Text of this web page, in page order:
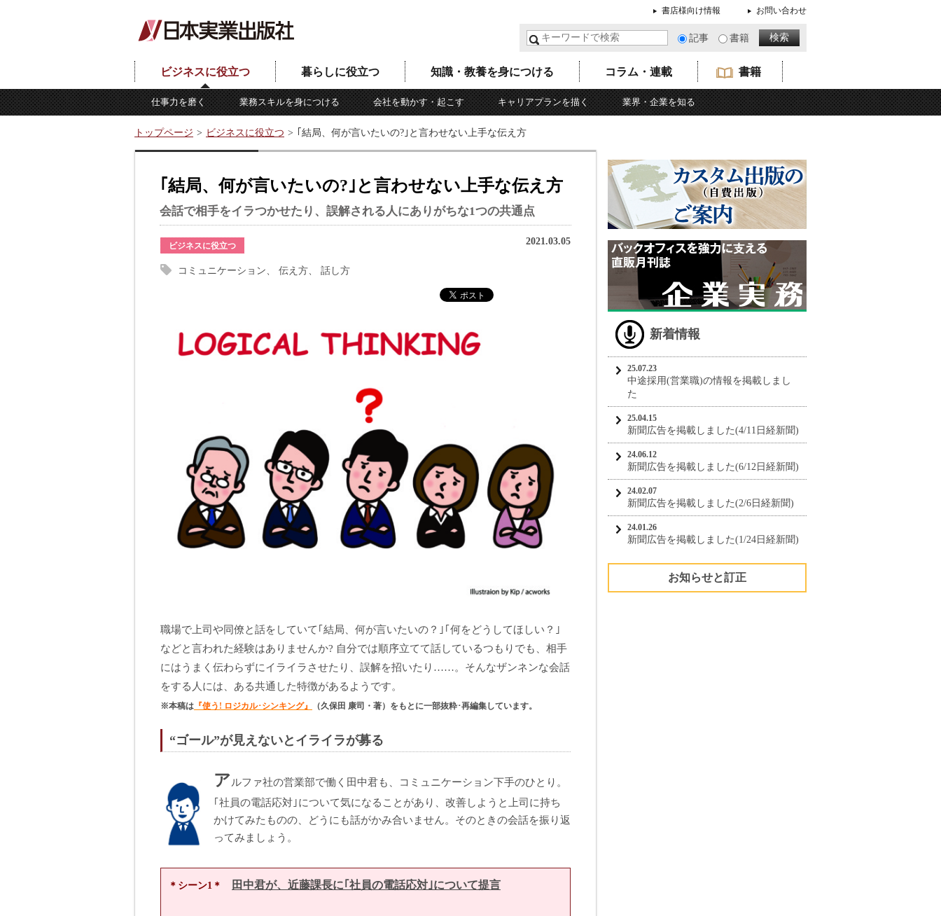
書店様向け情報 お問い合わせ
記事 書籍
ビジネスに役立つ
仕事力を磨く 業務スキルを身につける 会社を動かす・起こす キャリアプランを描く 業界・企業を知る
暮らしに役立つ 知識・教養を身につける コラム・連載 書籍
トップページ ビジネスに役立つ ｢結局、何が言いたいの?｣と言わせない上手な伝え方
｢結局、何が言いたいの?｣と言わせない上手な伝え方
会話で相手をイラつかせたり、誤解される人にありがちな1つの共通点
ビジネスに役立つ
コミュニケーション 伝え方 話し方
2021.03.05
職場で上司や同僚と話をしていて｢結局、何が言いたいの？｣｢何をどうしてほしい？｣
などと言われた経験はありませんか? 自分では順序立てて話しているつもりでも、相手
にはうまく伝わらずにイライラさせたり、誤解を招いたり……。そんなザンネンな会話
をする人には、ある共通した特徴があるようです。
※本稿は 『使う! ロジカル･シンキング』 （久保⽥ 康司・著）をもとに⼀部抜粋･再編集しています。
“ゴール”が見えないとイライラが募る
ア ルファ社の営業部で働く田中君も、コミュニケーション下手のひとり。
｢社員の電話応対｣について気になることがあり、改善しようと上司に持ち
かけてみたものの、どうにも話がかみ合いません。そのときの会話を振り返
ってみましょう。
＊シーン1＊ 田中君が、近藤課長に｢社員の電話応対｣について提言
新着情報
25.07.23
中途採用(営業職)の情報を掲載しまし
た
25.04.15
新聞広告を掲載しました(4/11日経新聞)
24.06.12
新聞広告を掲載しました(6/12日経新聞)
24.02.07
新聞広告を掲載しました(2/6日経新聞)
24.01.26
新聞広告を掲載しました(1/24日経新聞)
お知らせと訂正